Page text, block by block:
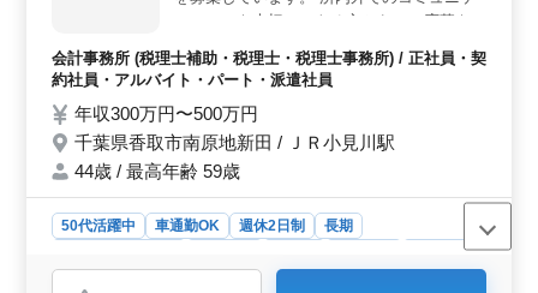
ーションを大切にできる方からのご応募をお
待ちしております。 【仕事内容】 税務会計
業務全般をお任せします。 ・税務申告全般
・会計記帳代行 ・経理事務、税理士業務に
付随する一切の業務 ・パソコン会計による
入力業務 ＊マイカー通勤可能、敷地内に駐
車場がございます ＊繁忙期以外の月は残業
きる業務量に調整しています。 ☆50代以上
のベテラン経験者・シニア世代活躍中の企業
会計事務所 (税理士補助・税理士・税理士事務所) / 正社員・契
約社員・アルバイト・パート・派遣社員
年収300万円〜500万円
千葉県香取市南原地新田 / ＪＲ小見川駅
44歳 / 最高年齢 59歳
50代活躍中 車通勤OK 週休2日制
長期
派遣社員
会計事務所